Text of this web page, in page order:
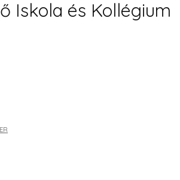
Iskola és Kollégium